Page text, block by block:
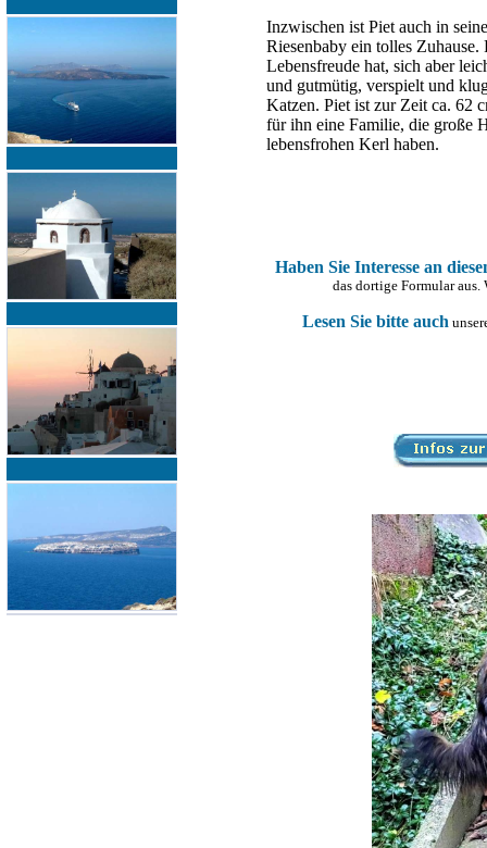
Inzwischen ist Piet auch in
Riesenbaby ein tolles
Lebensfreude hat, sich aber
und gutmütig, verspielt und
Katzen. Piet ist zur Zeit ca. 62
für ihn eine Familie, die große
lebensfrohen Kerl haben.
Haben Sie Interesse an
das dortige Formular
Lesen Sie bitte auch